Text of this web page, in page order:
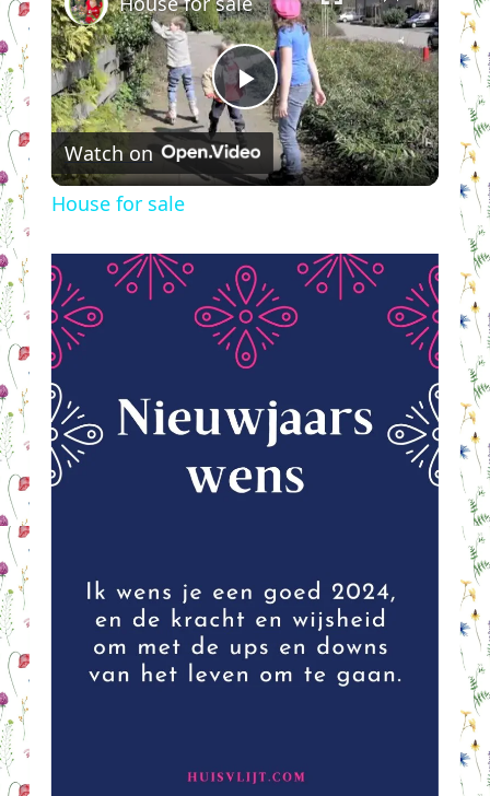
Play
Video
Watch on
House for sale